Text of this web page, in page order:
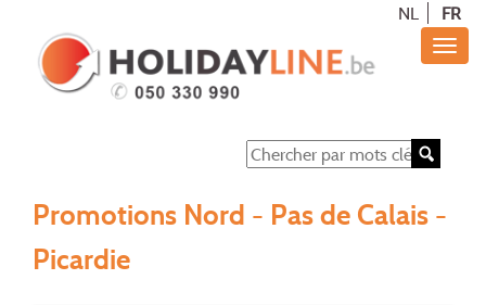
NL FR
Promotions Nord - Pas de Calais -
Picardie